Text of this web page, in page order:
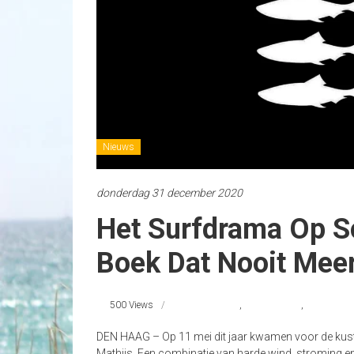
Nieuws
donderdag 31 december 2020
Het Surfdrama Op
Boek Dat Nooit
500 Views
DEN HAAG – Op 11 mei dit jaar kwamen voor de